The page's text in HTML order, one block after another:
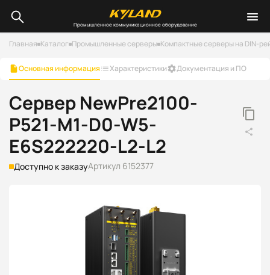
Промышленное коммуникационное оборудование
Главная Каталог Промышленные серверы Компактные серверы на DIN-
Основная информация Характеристики Документация и ПО
Сервер NewPre2100-
P521-M1-D0-W5-
E6S222220-L2-L2
Доступно к заказуАртикул 6152377